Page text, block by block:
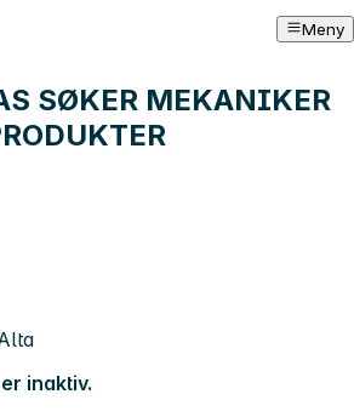
Meny
SØKER MEKANIKER
inaktiv.